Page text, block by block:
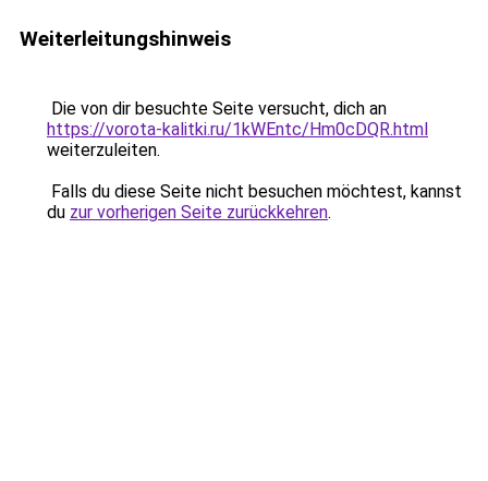
Weiterleitungshinweis
Die von dir besuchte Seite versucht, dich an
https://vorota-kalitki.ru/1kWEntc/Hm0cDQR.html
weiterzuleiten.
Falls du diese Seite nicht besuchen möchtest, kannst
du zur vorherigen Seite zurückkehren.